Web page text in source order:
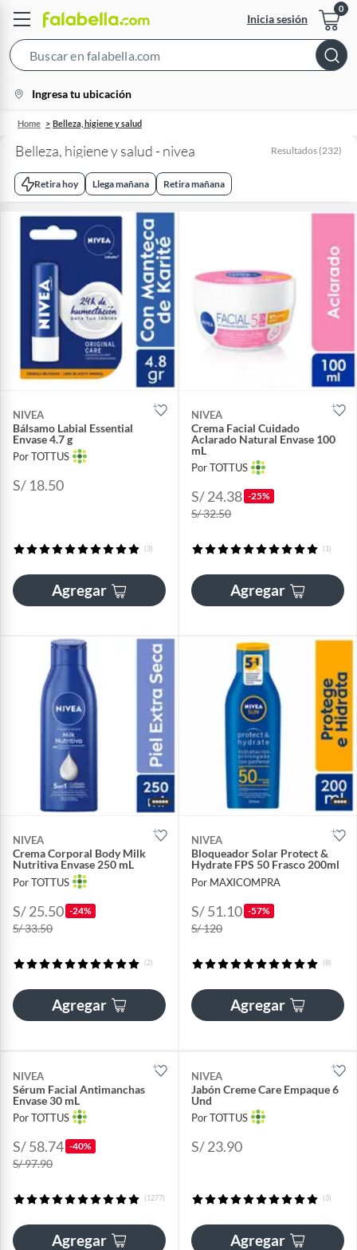
Inicia sesión
Bar
location-
icon
Ingresa tu ubicación
Home Belleza, higiene y salud
Belleza, higiene y salud - nivea Resultados (232)
Retira hoy Llega mañana Retira mañana
NIVEA
Bálsamo Labial Essential
Envase 4.7 g
Por TOTTUS
S/ 18.50
(3)
Agregar
NIVEA
Crema Facial Cuidado
Aclarado Natural Envase 100
mL
Por TOTTUS
S/ 24.38 -25%
S/ 32.50
(1)
Agregar
NIVEA
Crema Corporal Body Milk
Nutritiva Envase 250 mL
Por TOTTUS
S/ 25.50 -24%
S/ 33.50
(2)
Agregar
NIVEA
Bloqueador Solar Protect &
Hydrate FPS 50 Frasco 200ml
Por MAXICOMPRA
S/ 51.10 -57%
S/ 120
(8)
Agregar
NIVEA
Sérum Facial Antimanchas
Envase 30 mL
Por TOTTUS
S/ 58.74 -40%
S/ 97.90
(1277)
Agregar
NIVEA
Jabón Creme Care Empaque 6
Und
Por TOTTUS
S/ 23.90
(3)
Agregar